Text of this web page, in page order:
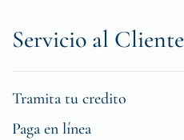
Servicio al Cliente
Tramita tu credito
Paga en línea